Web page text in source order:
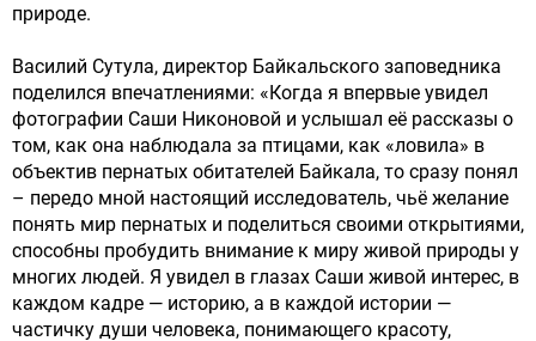
природе.
Василий Сутула, директор Байкальского заповедника
поделился впечатлениями: «Когда я впервые увидел
фотографии Саши Никоновой и услышал её рассказы о
том, как она наблюдала за птицами, как «ловила» в
объектив пернатых обитателей Байкала, то сразу понял
– передо мной настоящий исследователь, чьё желание
понять мир пернатых и поделиться своими открытиями,
способны пробудить внимание к миру живой природы у
многих людей. Я увидел в глазах Саши живой интерес, в
каждом кадре — историю, а в каждой истории —
частичку души человека, понимающего красоту,